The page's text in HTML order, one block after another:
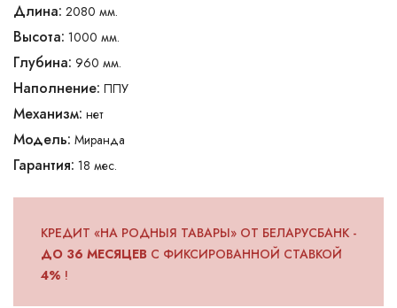
Длина: 2080 мм.
Высота: 1000 мм.
Глубина: 960 мм.
Наполнение: ППУ
Механизм: нет
Модель: Миранда
Гарантия: 18 мес.
КРЕДИТ «НА РОДНЫЯ ТАВАРЫ» ОТ БЕЛАРУСБАНК -
ДО 36 МЕСЯЦЕВ С ФИКСИРОВАННОЙ СТАВКОЙ
4% !